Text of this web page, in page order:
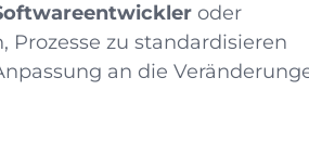
oder
Prozesse zu standardisieren
an die